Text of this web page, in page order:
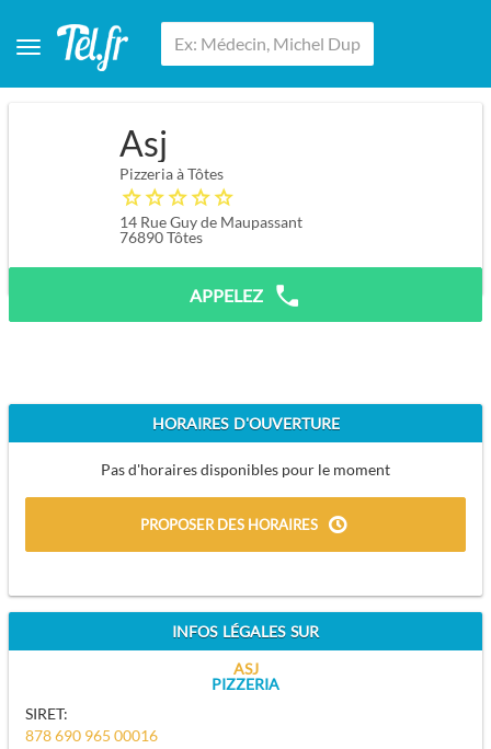
Asj
Pizzeria à Tôtes
14 Rue Guy de Maupassant
76890Tôtes
APPELEZ
HORAIRES D'OUVERTURE
Pas d'horaires disponibles pour le moment
PROPOSER DES HORAIRES
INFOS LÉGALES SUR
ASJ
PIZZERIA
SIRET:
878 690 965 00016